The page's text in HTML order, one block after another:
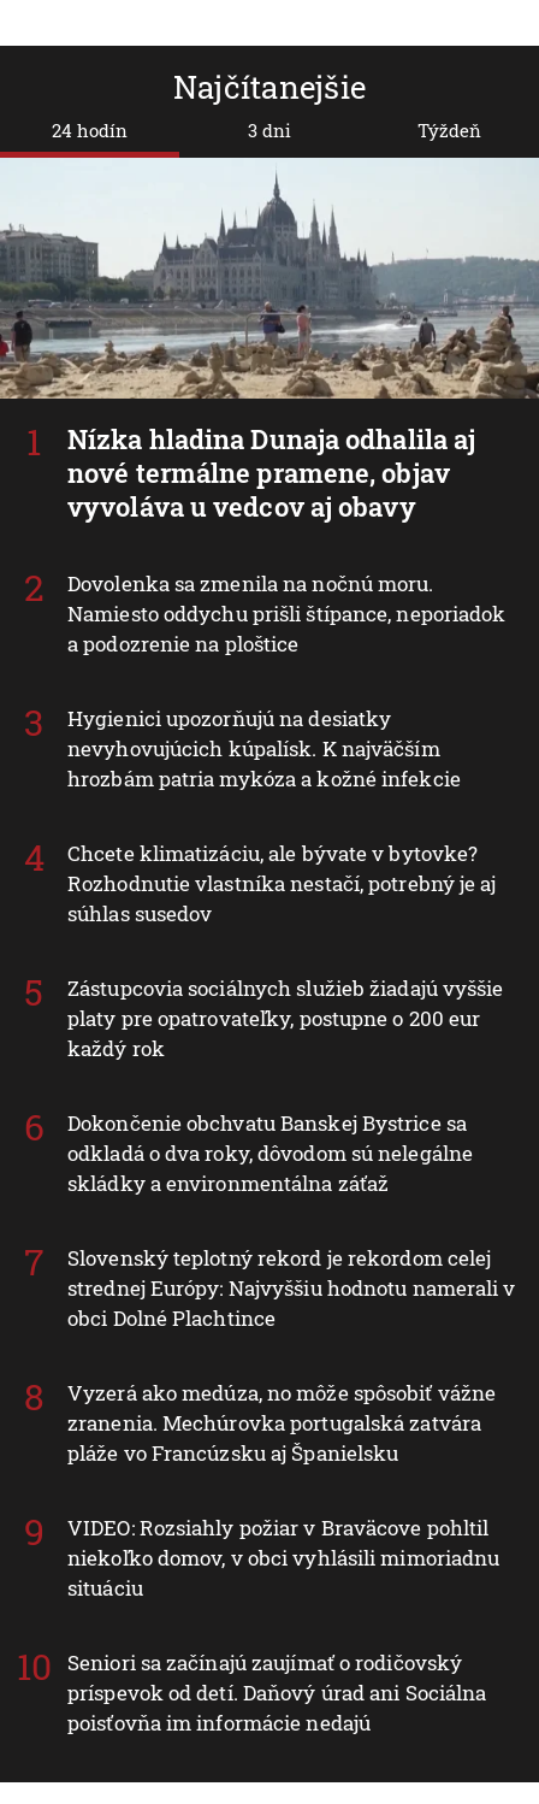
Najčítanejšie
24 hodín
Nízka hladina Dunaja odhalila aj
nové termálne pramene, objav
vyvoláva u vedcov aj obavy
Dovolenka sa zmenila na nočnú moru.
Namiesto oddychu prišli štípance, neporiadok
a podozrenie na ploštice
Hygienici upozorňujú na desiatky
nevyhovujúcich kúpalísk. K najväčším
hrozbám patria mykóza a kožné infekcie
Chcete klimatizáciu, ale bývate v bytovke?
Rozhodnutie vlastníka nestačí, potrebný je aj
súhlas susedov
Zástupcovia sociálnych služieb žiadajú vyššie
platy pre opatrovateľky, postupne o 200 eur
každý rok
Dokončenie obchvatu Banskej Bystrice sa
odkladá o dva roky, dôvodom sú nelegálne
skládky a environmentálna záťaž
Slovenský teplotný rekord je rekordom celej
strednej Európy: Najvyššiu hodnotu namerali v
obci Dolné Plachtince
Vyzerá ako medúza, no môže spôsobiť vážne
zranenia. Mechúrovka portugalská zatvára
pláže vo Francúzsku aj Španielsku
VIDEO: Rozsiahly požiar v Braväcove pohltil
niekoľko domov, v obci vyhlásili mimoriadnu
situáciu
Seniori sa začínajú zaujímať o rodičovský
príspevok od detí. Daňový úrad ani Sociálna
poisťovňa im informácie nedajú
3 dni Týždeň